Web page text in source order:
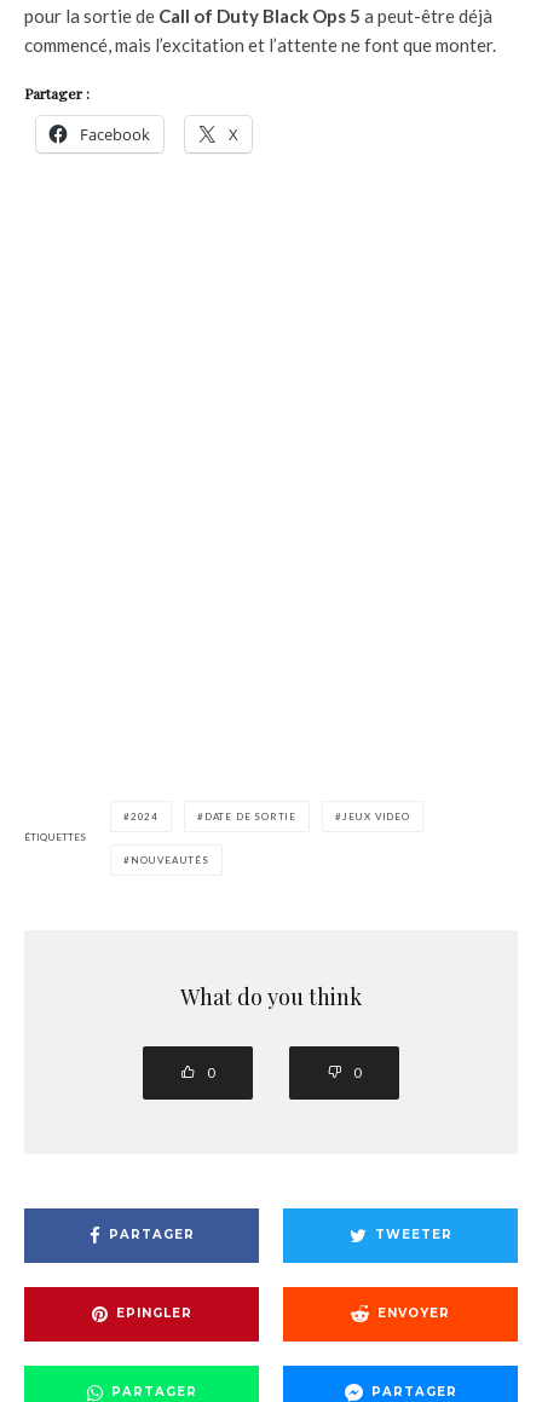
pour la sortie de Call of Duty Black Ops 5 a peut-être déjà
commencé, mais l’excitation et l’attente ne font que monter.
Partager :
Facebook X
ÉTIQUETTES
2024 DATE DE SORTIE JEUX VIDEO
NOUVEAUTÉS
What do you think
0 0
PARTAGER TWEETER
EPINGLER ENVOYER
PARTAGER PARTAGER